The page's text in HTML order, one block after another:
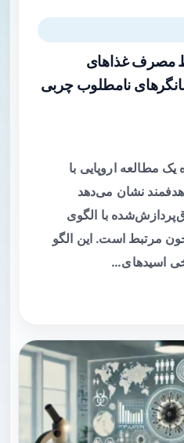
مصرف غذاهای
نامطلوب چربی
مطالعه اروپایی با
هدفمند نشان می‌دهد
با الگوی
مرتبط است. این الگو
اسیدهای…